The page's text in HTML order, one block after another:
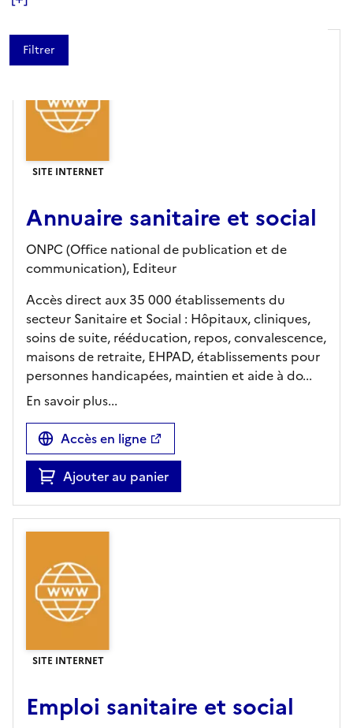
SITE INTERNET
Annuaire sanitaire et social
ONPC (Office national de publication et de
communication), Editeur
Accès direct aux 35 000 établissements du
secteur Sanitaire et Social : Hôpitaux, cliniques,
soins de suite, rééducation, repos, convalescence,
maisons de retraite, EHPAD, établissements pour
personnes handicapées, maintien et aide à do...
En savoir plus...
Accès en ligne
Ajouter au panier
SITE INTERNET
Emploi sanitaire et social